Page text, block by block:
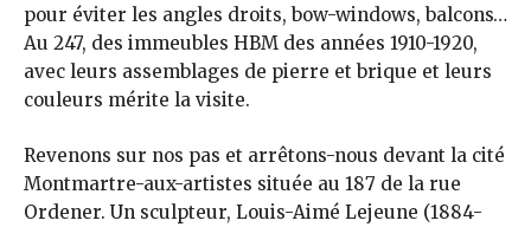
pour éviter les angles droits, bow-windows, balcons…
Au 247, des immeubles HBM des années 1910-1920,
avec leurs assemblages de pierre et brique et leurs
couleurs mérite la visite.
Revenons sur nos pas et arrêtons-nous devant la cité
Montmartre-aux-artistes située au 187 de la rue
Ordener. Un sculpteur, Louis-Aimé Lejeune (1884-